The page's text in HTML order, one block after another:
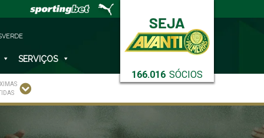
166.016 SÓCIOS
SERVIÇOS